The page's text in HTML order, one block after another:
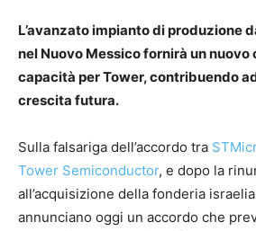
L’avanzato impianto di produzione
nel Nuovo Messico fornirà un nuovo
capacità per Tower, contribuendo
crescita futura.
Sulla falsariga dell’accordo tra
Tower Semiconductor, e dopo la
all’acquisizione della fonderia
annunciano oggi un accordo che